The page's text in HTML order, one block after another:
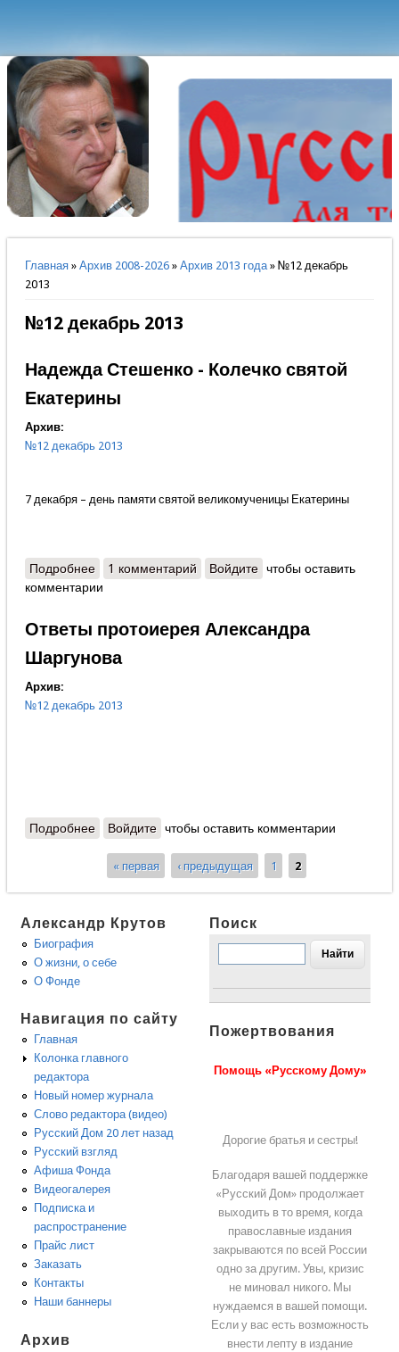
Вы здесь
Главная» Архив 2008-2026» Архив 2013 года» №12 декабрь
2013
№12 декабрь 2013
Надежда Стешенко - Колечко святой
Екатерины
Архив:
№12 декабрь 2013
7 декабря – день памяти святой великомученицы Екатерины
Подробнеео Надежда Стешенко - Колечко святой Екатерины
1 комментарий Войдите чтобы оставить
комментарии
Ответы протоиерея Александра
Шаргунова
Архив:
№12 декабрь 2013
Подробнеео Ответы протоиерея Александра Шаргунова
Войдите чтобы оставить комментарии
Страницы« первая ‹ предыдущая 1 2
Александр Крутов
Биография
О жизни, о себе
О Фонде
Навигация по сайту
Главная
Колонка главного
редактора
Новый номер журнала
Слово редактора (видео)
Русский Дом 20 лет назад
Русский взгляд
Афиша Фонда
Видеогалерея
Подписка и
распространение
Прайс лист
Заказать
Контакты
Наши баннеры
Архив
Поиск
Пожертвования
Помощь «Русскому Дому»
Дорогие братья и сестры!
Благодаря вашей поддержке
«Русский Дом» продолжает
выходить в то время, когда
православные издания
закрываются по всей России
одно за другим. Увы, кризис
не миновал никого. Мы
нуждаемся в вашей помощи.
Если у вас есть возможность
внести лепту в издание